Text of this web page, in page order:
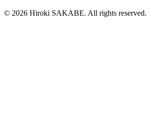
© 2026 Hiroki SAKABE. All rights reserved.